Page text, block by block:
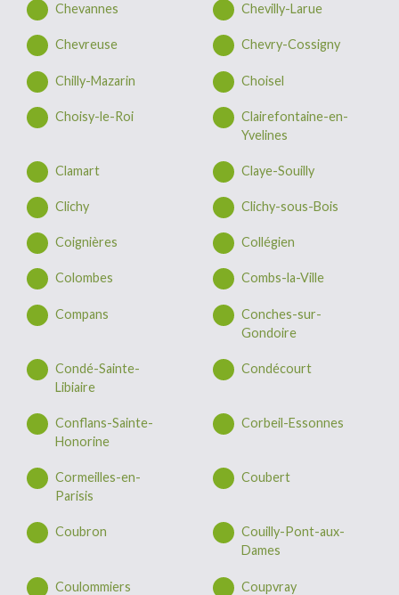
Chevannes Chevilly-Larue
Chevreuse Chevry-Cossigny
Chilly-Mazarin Choisel
Choisy-le-Roi
Clairefontaine-en-
Yvelines
Clamart Claye-Souilly
Clichy Clichy-sous-Bois
Coignières Collégien
Colombes Combs-la-Ville
Compans
Conches-sur-
Gondoire
Condé-Sainte-
Libiaire
Condécourt
Conflans-Sainte-
Honorine
Corbeil-Essonnes
Cormeilles-en-
Parisis
Coubert
Coubron
Couilly-Pont-aux-
Dames
Coulommiers Coupvray